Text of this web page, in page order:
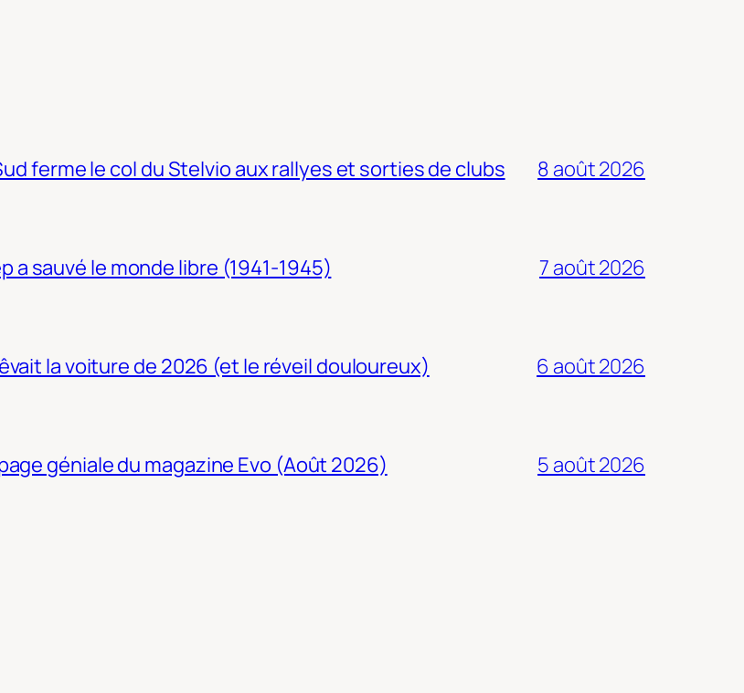
ferme le col du Stelvio aux rallyes et sorties de clubs 8 août 2026
a sauvé le monde libre (1941-1945) 7 août 2026
la voiture de 2026 (et le réveil douloureux) 6 août 2026
géniale du magazine Evo (Août 2026) 5 août 2026